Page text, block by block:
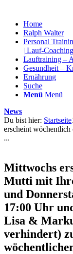
Home
Ralph Walter
Personal
| Lauf-Coaching
Lauftraining –
Gesundheit –
Ernährung
Suche
Menü Menü
News
Du bist hier: Startseite
erscheint
...
Mittwochs
Mutti mit
und
17:00 Uhr
Lisa &
verhindert)